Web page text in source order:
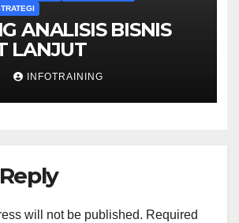
ANALISIS BISNIS
LANJUT
INFOTRAINING
will not be published. Required